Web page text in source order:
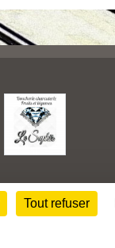
Tout refuser